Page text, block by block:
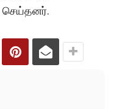
செய்தனர்.